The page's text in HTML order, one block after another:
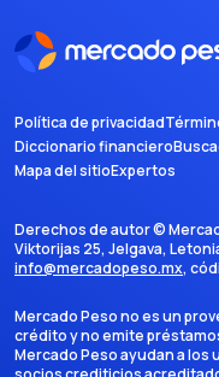
Política de privacidad
Diccionario financiero
Mapa del sitioExpertos
Derechos de autor ©
Viktorijas 25, Jelgava,
info@mercadopeso.mx,
Mercado Peso no es un
crédito y no emite
Mercado Peso ayudan a